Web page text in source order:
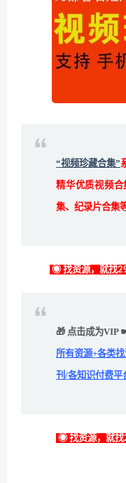
“视频珍藏合集”
精华优质视频
集、纪录片合集
◉ 找资源，就找
🎁 点击成为VIP
所有资源+各类
刊/各知识付费平
◉ 找资源，就找